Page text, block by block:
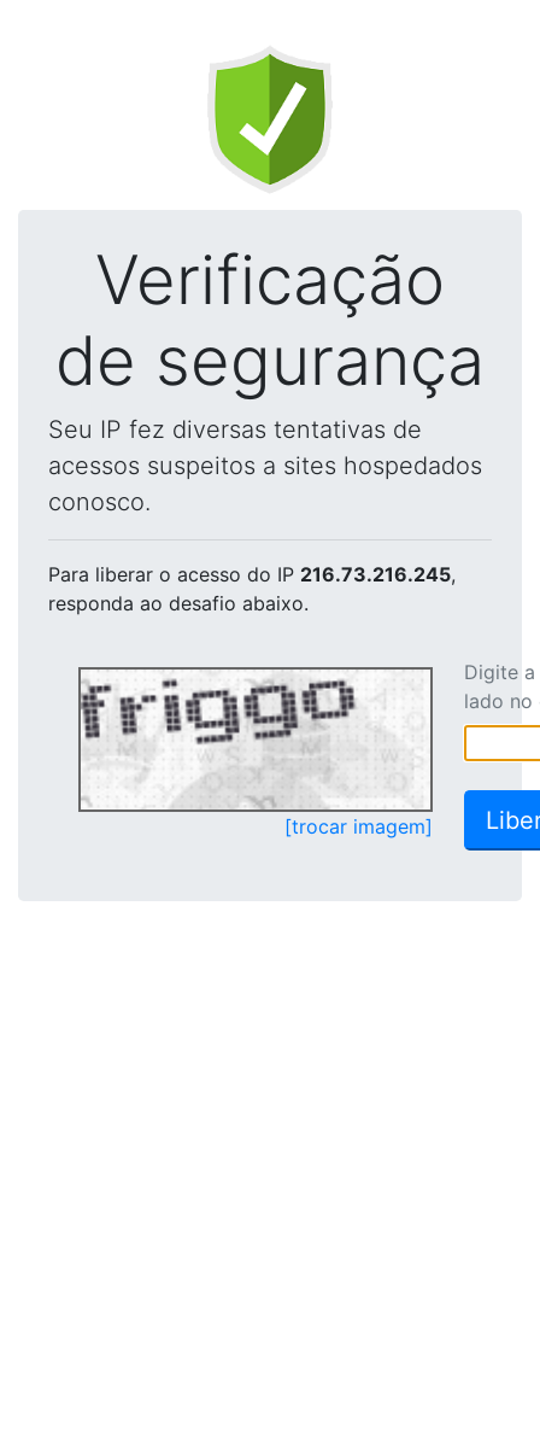
Verificação
de segurança
Seu IP fez diversas tentativas de
acessos suspeitos a sites hospedados
conosco.
Para liberar o acesso do IP 216.73.216.245,
responda ao desafio abaixo.
[trocar imagem]
Digite
lado no